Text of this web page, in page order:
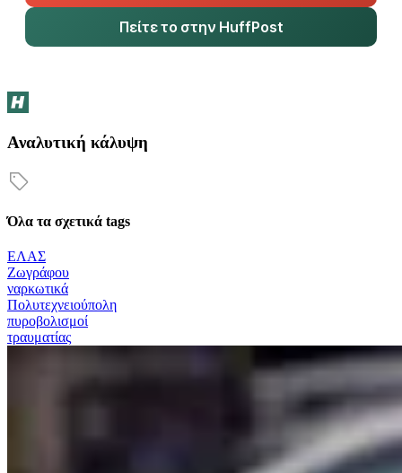
Πείτε το στην HuffPost
Αναλυτική κάλυψη
Όλα τα σχετικά tags
ΕΛΑΣ
Ζωγράφου
ναρκωτικά
Πολυτεχνειούπολη
πυροβολισμοί
τραυματίας